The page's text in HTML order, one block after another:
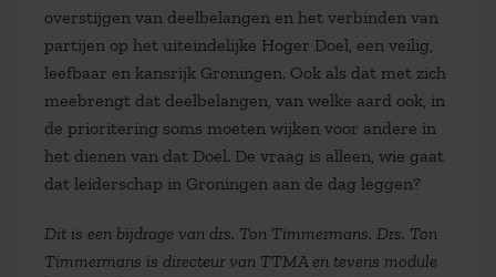
overstijgen van deelbelangen en het verbinden van
partijen op het uiteindelijke Hoger Doel, een veilig,
leefbaar en kansrijk Groningen. Ook als dat met zich
meebrengt dat deelbelangen, van welke aard ook, in
de prioritering soms moeten wijken voor andere in
het dienen van dat Doel. De vraag is alleen, wie gaat
dat leiderschap in Groningen aan de dag leggen?
Dit is een bijdrage van drs. Ton Timmermans. Drs. Ton
Timmermans is directeur van TTMA en tevens module